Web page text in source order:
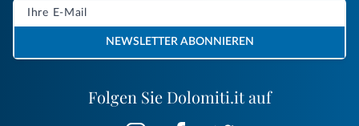
Folgen Sie Dolomiti.it auf
NEWSLETTER ABONNIEREN